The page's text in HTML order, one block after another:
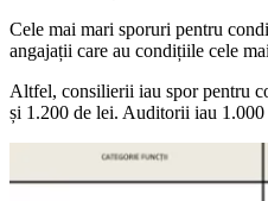
Cele mai mari sporuri pentru
angajații care au condițiile cele
Altfel, consilierii iau spor pentru
și 1.200 de lei. Auditorii iau 1.000